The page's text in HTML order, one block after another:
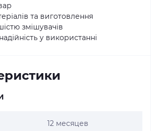
та виготовлення
змішувачів
у використанні
12 месяцев